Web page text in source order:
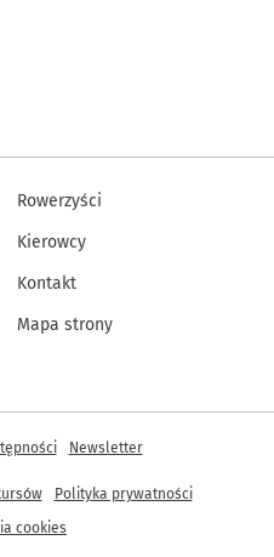
Rowerzyści
Kierowcy
Kontakt
Mapa strony
Newsletter
Polityka prywatności
cookies